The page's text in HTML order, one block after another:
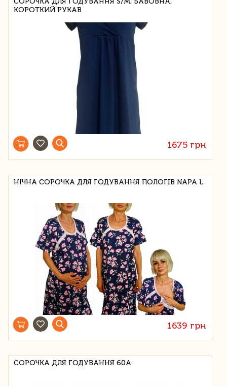
КОРОТКИЙ РУКАВ
1675 грн
НІЧНА СОРОЧКА ДЛЯ ГОДУВАННЯ ПОЛОГІВ NAPA L
1639 грн
СОРОЧКА ДЛЯ ГОДУВАННЯ 60А